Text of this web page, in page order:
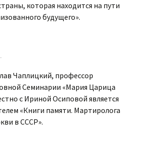
которая находится на пути
будущего».
Чаплицкий, профессор
Семинарии «Мария Царица
с Ириной Осиповой является
«Книги памяти. Мартиролога
в СССР».